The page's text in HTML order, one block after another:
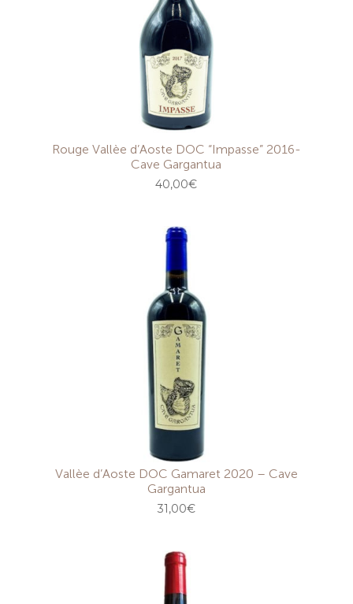
Rouge Vallèe d’Aoste DOC “Impasse” 2016-
Cave Gargantua
40,00€
Vallèe d’Aoste DOC Gamaret 2020 – Cave
Gargantua
31,00€